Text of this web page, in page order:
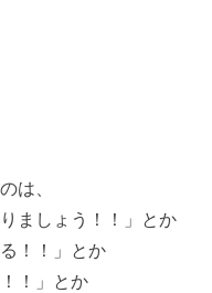
は、
ましょう！！」とか
！！」とか
！」とか